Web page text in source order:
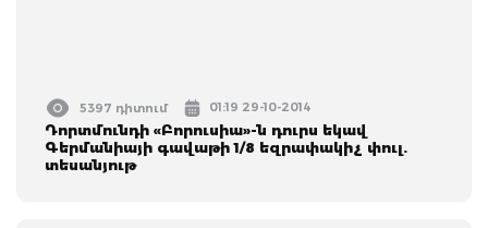
5397 դիտում 01:19 29-10-2014
Դորտմունդի «Բորուսիա»-ն դուրս եկավ
Գերմանիայի գավաթի 1/8 եզրափակիչ փուլ.
տեսանյութ